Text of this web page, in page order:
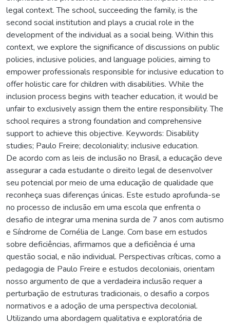
legal context. The school, succeeding the family, is the
second social institution and plays a crucial role in the
development of the individual as a social being. Within this
context, we explore the significance of discussions on public
policies, inclusive policies, and language policies, aiming to
empower professionals responsible for inclusive education to
offer holistic care for children with disabilities. While the
inclusion process begins with teacher education, it would be
unfair to exclusively assign them the entire responsibility. The
school requires a strong foundation and comprehensive
support to achieve this objective. Keywords: Disability
studies; Paulo Freire; decoloniality; inclusive education.
De acordo com as leis de inclusão no Brasil, a educação deve
assegurar a cada estudante o direito legal de desenvolver
seu potencial por meio de uma educação de qualidade que
reconheça suas diferenças únicas. Este estudo aprofunda-se
no processo de inclusão em uma escola que enfrenta o
desafio de integrar uma menina surda de 7 anos com autismo
e Síndrome de Cornélia de Lange. Com base em estudos
sobre deficiências, afirmamos que a deficiência é uma
questão social, e não individual. Perspectivas críticas, como a
pedagogia de Paulo Freire e estudos decoloniais, orientam
nosso argumento de que a verdadeira inclusão requer a
perturbação de estruturas tradicionais, o desafio a corpos
normativos e a adoção de uma perspectiva decolonial.
Utilizando uma abordagem qualitativa e exploratória de